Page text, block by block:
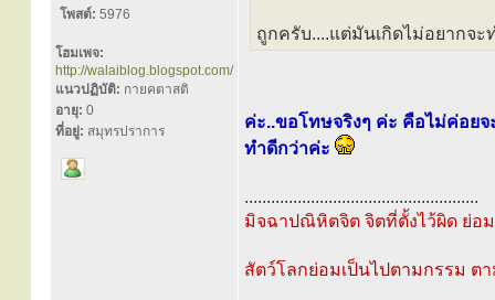
โพสต์: 5976
โฮมเพจ:
http://walaiblog.blogspot.com/
แนวปฏิบัติ: กายคตาสติ
อายุ: 0
ที่อยู่: สมุทรปราการ
ถูกครับ....แต่มันเกิดไม่อยากจะ
ค่ะ..ขอโทษจริงๆ ค่ะ คือไม่ค่อย
ทำดีกว่าค่ะ
.....................................................
มิจฉาปณิหิตจิต จิตที่ตั้งไว้ผิด ย่อ
สัตว์โลกย่อมเป็นไปตามกรรม ต